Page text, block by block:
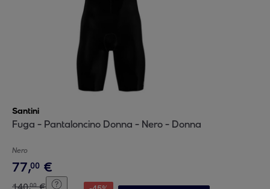
Santini
Fuga - Pantaloncino Donna - Nero - Donna
Nero
77,00 €
00